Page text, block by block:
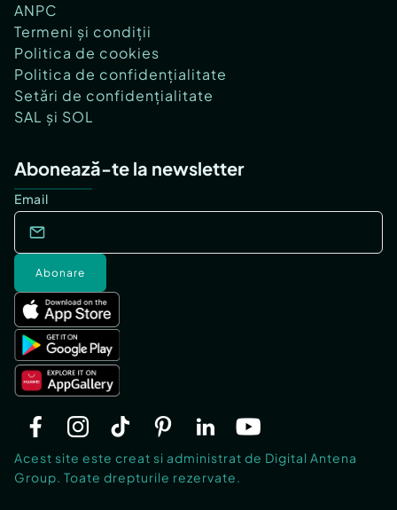
ANPC
Termeni și condiții
Politica de cookies
Politica de confidențialitate
Setări de confidențialitate
SAL și SOL
Abonează-te la newsletter
Email
Abonare
Acest site este creat si administrat de Digital Antena
Group. Toate drepturile rezervate.